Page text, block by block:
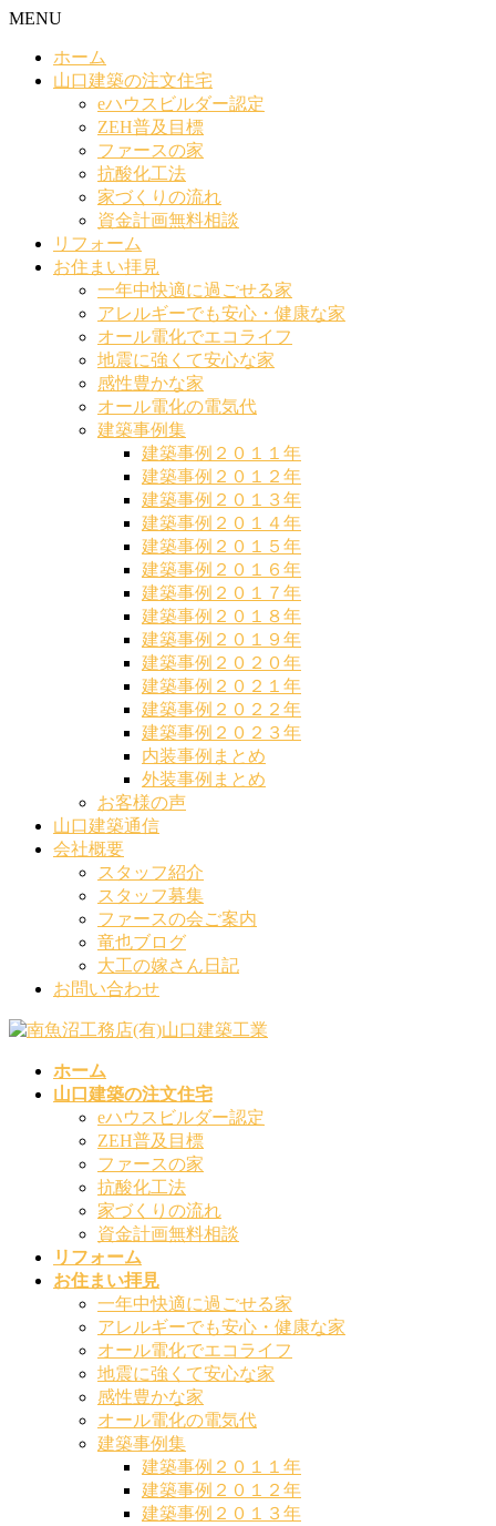
MENU
ホーム
山口建築の注文住宅
eハウスビルダー認定
ZEH普及目標
ファースの家
抗酸化工法
家づくりの流れ
資金計画無料相談
リフォーム
お住まい拝見
一年中快適に過ごせる家
アレルギーでも安心・健康な家
オール電化でエコライフ
地震に強くて安心な家
感性豊かな家
オール電化の電気代
建築事例集
建築事例２０１１年
建築事例２０１２年
建築事例２０１３年
建築事例２０１４年
建築事例２０１５年
建築事例２０１６年
建築事例２０１７年
建築事例２０１８年
建築事例２０１９年
建築事例２０２０年
建築事例２０２１年
建築事例２０２２年
建築事例２０２３年
内装事例まとめ
外装事例まとめ
お客様の声
山口建築通信
会社概要
スタッフ紹介
スタッフ募集
ファースの会ご案内
竜也ブログ
大工の嫁さん日記
お問い合わせ
ホーム
山口建築の注文住宅
eハウスビルダー認定
ZEH普及目標
ファースの家
抗酸化工法
家づくりの流れ
資金計画無料相談
リフォーム
お住まい拝見
一年中快適に過ごせる家
アレルギーでも安心・健康な家
オール電化でエコライフ
地震に強くて安心な家
感性豊かな家
オール電化の電気代
建築事例集
建築事例２０１１年
建築事例２０１２年
建築事例２０１３年